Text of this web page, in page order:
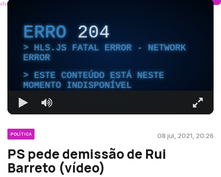
ERRO204
HLS.JS FATAL ERROR - NETWORK
ERROR
ESTE CONTEÚDO ESTÁ NESTE
MOMENTO INDISPONÍVEL
POLÍTICA 08 jul, 2021, 20:26
PS pede demissão de Rui
Barreto (vídeo)